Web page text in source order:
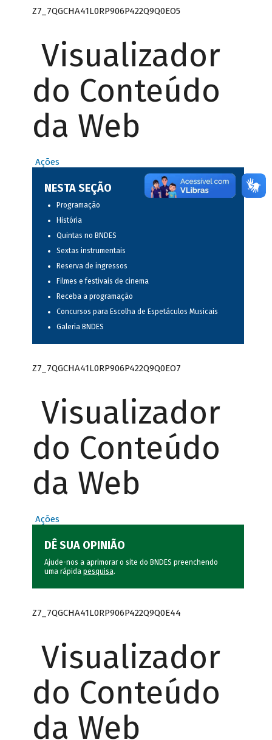
Z7_7QGCHA41L0RP906P422Q9Q0EO5
Visualizador
do Conteúdo
da Web
Ações
NESTA SEÇÃO
Programação
História
Quintas no BNDES
Sextas instrumentais
Reserva de ingressos
Filmes e festivais de cinema
Receba a programação
Concursos para Escolha de Espetáculos Musicais
Galeria BNDES
Z7_7QGCHA41L0RP906P422Q9Q0EO7
Visualizador
do Conteúdo
da Web
Ações
DÊ SUA OPINIÃO
Ajude-nos a aprimorar o site do BNDES preenchendo
uma rápida pesquisa.
Z7_7QGCHA41L0RP906P422Q9Q0E44
Visualizador
do Conteúdo
da Web